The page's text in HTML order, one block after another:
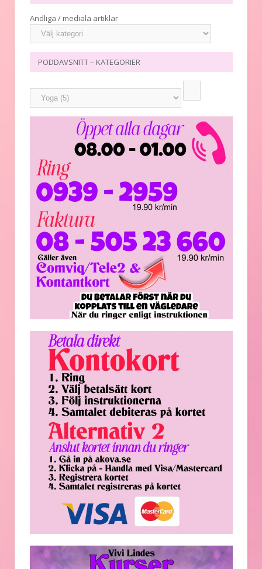
Andliga / mediala artiklar
PODDAVSNITT – KATEGORIER